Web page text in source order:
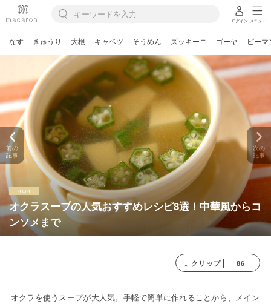
ログイン メニュー
なす きゅうり 大根 キャベツ そうめん ズッキーニ ゴーヤ ピーマ
オクラスープの人気おすすめレシピ8選！中華風からコ
ンソメまで
前の
記事
次の
記事
クリップ 86
オクラを使うスープが大人気。手軽で簡単に作れることから、メイン